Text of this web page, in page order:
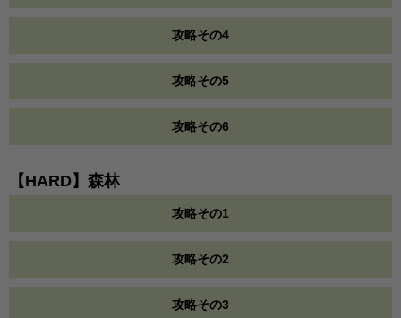
攻略その4
攻略その5
攻略その6
【HARD】森林
攻略その1
攻略その2
攻略その3